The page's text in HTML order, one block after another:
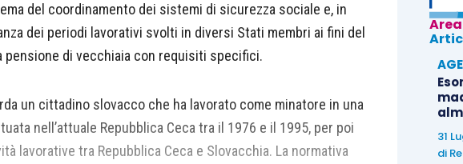
del coordinamento dei sistemi di sicurezza sociale e, in
dei periodi lavorativi svolti in diversi Stati membri ai fini del
pensione di vecchiaia con requisiti specifici.
un cittadino slovacco che ha lavorato come minatore in una
nell’attuale Repubblica Ceca tra il 1976 e il 1995, per poi
lavorative tra Repubblica Ceca e Slovacchia. La normativa
31
di